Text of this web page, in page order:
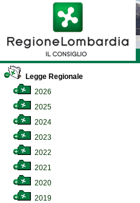
Legge Regionale
2026
2025
2024
2023
2022
2021
2020
2019